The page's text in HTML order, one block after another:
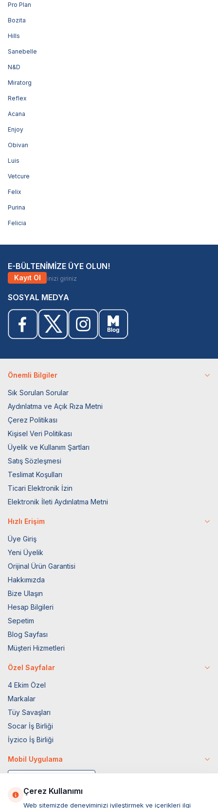
Pro Plan
Bozita
Hills
Sanebelle
N&D
Miratorg
Reflex
Acana
Enjoy
Obivan
Luis
Vetcure
Felix
Purina
Felicia
E-BÜLTENİMİZE ÜYE OLUN!
Kayıt Ol
SOSYAL MEDYA
Önemli Bilgiler
Sık Sorulan Sorular
Aydınlatma ve Açık Rıza Metni
Çerez Politikası
Kişisel Veri Politikası
Üyelik ve Kullanım Şartları
Satış Sözleşmesi
Teslimat Koşulları
Ticari Elektronik İzin
Elektronik İleti Aydınlatma Metni
Hızlı Erişim
Üye Giriş
Yeni Üyelik
Orijinal Ürün Garantisi
Hakkımızda
Bize Ulaşın
Hesap Bilgileri
Sepetim
Blog Sayfası
Müşteri Hizmetleri
Özel Sayfalar
4 Ekim Özel
Markalar
Tüy Savaşları
Socar İş Birliği
İyzico İş Birliği
Mobil Uygulama
Çerez Kullanımı
Web sitemizde deneyiminizi iyileştirmek ve içerikleri ilgi